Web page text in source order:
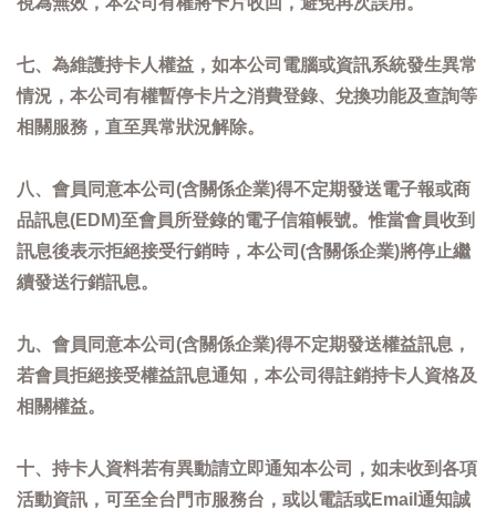
七、為維護持卡人權益，如本公司電腦或資訊系統發生異常
情況，本公司有權暫停卡片之消費登錄、兌換功能及查詢等
相關服務，直至異常狀況解除。
八、會員同意本公司(含關係企業)得不定期發送電子報或商
品訊息(EDM)至會員所登錄的電子信箱帳號。惟當會員收到
訊息後表示拒絕接受行銷時，本公司(含關係企業)將停止繼
續發送行銷訊息。
九、會員同意本公司(含關係企業)得不定期發送權益訊息，
若會員拒絕接受權益訊息通知，本公司得註銷持卡人資格及
相關權益。
十、持卡人資料若有異動請立即通知本公司，如未收到各項
活動資訊，可至全台門市服務台，或以電話或Email通知誠